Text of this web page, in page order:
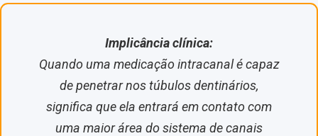
Implicância clínica:
Quando uma medicação intracanal é capaz
de penetrar nos túbulos dentinários,
significa que ela entrará em contato com
uma maior área do sistema de canais